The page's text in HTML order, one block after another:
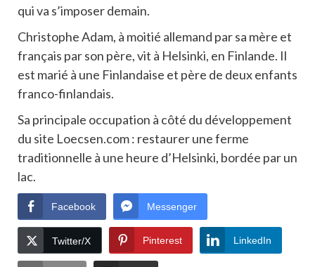
qui va s’imposer demain.
Christophe Adam, à moitié allemand par sa mère et
français par son père, vit à Helsinki, en Finlande. Il
est marié à une Finlandaise et père de deux enfants
franco-finlandais.
Sa principale occupation à côté du développement
du site Loecsen.com : restaurer une ferme
traditionnelle à une heure d’Helsinki, bordée par un
lac.
Facebook Messenger
Twitter/X Pinterest LinkedIn